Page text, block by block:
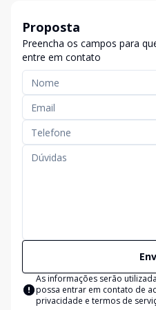
Proposta
Preencha os campos para
entre em contato
As informações serão
possa entrar em contato de
privacidade e termos de